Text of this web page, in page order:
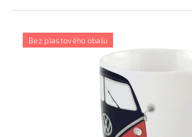
Bez plastového obalu